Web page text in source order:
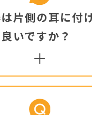
れが要求する
程度には個
、補聴器を装
、補聴器の装
それぞれです。
の聴力に合わ
調整していれ
聴器が原因で
することはあ
片側の耳に付
いですか？